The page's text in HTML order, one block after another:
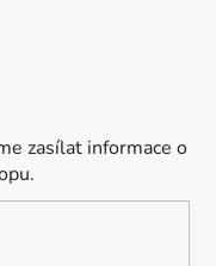
zasílat informace o